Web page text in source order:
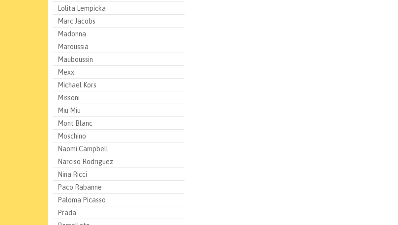
Lolita Lempicka
Marc Jacobs
Madonna
Maroussia
Mauboussin
Mexx
Michael Kors
Missoni
Miu Miu
Mont Blanc
Moschino
Naomi Campbell
Narciso Rodriguez
Nina Ricci
Paco Rabanne
Paloma Picasso
Prada